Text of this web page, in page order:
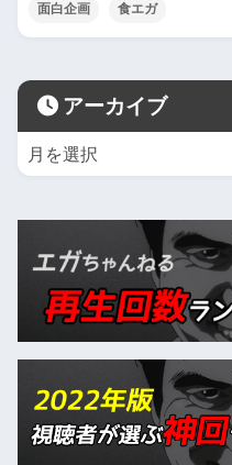
面白企画 食エガ
アーカイブ